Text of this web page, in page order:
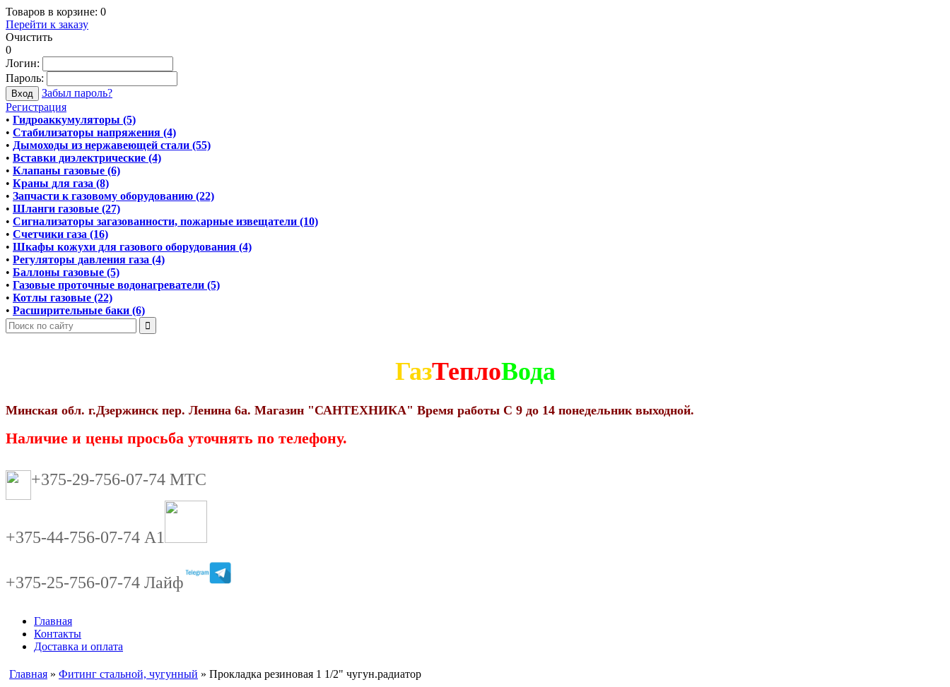
Товаров в корзине: 0
Перейти к заказу
Очистить
0
Логин:
Пароль:
Забыл пароль?
Регистрация
• Гидроаккумуляторы (5)
• Стабилизаторы напряжения (4)
• Дымоходы из нержавеющей стали (55)
• Вставки диэлектрические (4)
• Клапаны газовые (6)
• Краны для газа (8)
• Запчасти к газовому оборудованию (22)
• Шланги газовые (27)
• Сигнализаторы загазованности, пожарные извещатели (10)
• Счетчики газа (16)
• Шкафы кожухи для газового оборудования (4)
• Регуляторы давления газа (4)
• Баллоны газовые (5)
• Газовые проточные водонагреватели (5)
• Котлы газовые (22)
• Расширительные баки (6)
ГазТеплоВода
Минская обл. г.Дзержинск пер. Ленина 6а. Магазин "САНТЕХНИКА" Время работы С 9 до 14 понедельник выходной.
Наличие и цены просьба уточнять по телефону.
+375-29-756-07-74 МТС
+375-44-756-07-74 А1
+375-25-756-07-74 Лайф
Главная
Контакты
Доставка и оплата
Главная » Фитинг стальной, чугунный » Прокладка резиновая 1 1/2" чугун.радиатор